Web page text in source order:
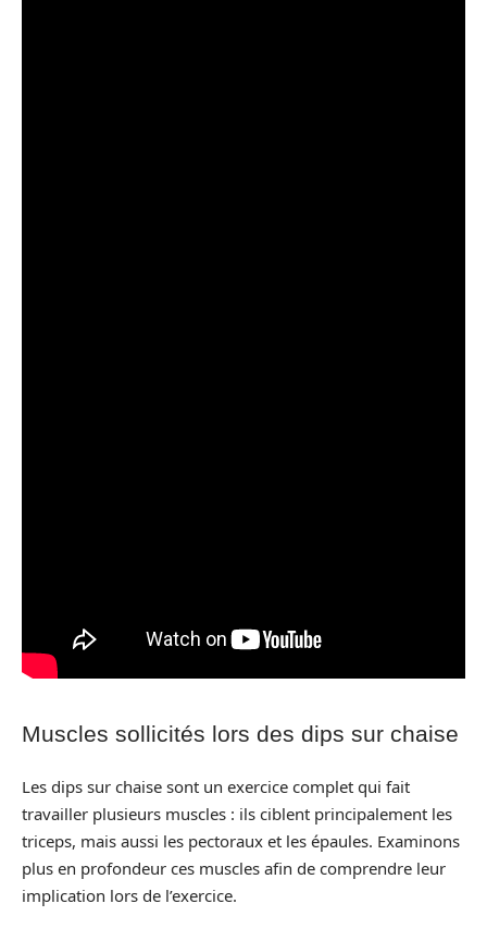
Muscles sollicités lors des dips sur chaise
Les dips sur chaise sont un exercice complet qui fait
travailler plusieurs muscles : ils ciblent principalement les
triceps, mais aussi les pectoraux et les épaules. Examinons
plus en profondeur ces muscles afin de comprendre leur
implication lors de l’exercice.